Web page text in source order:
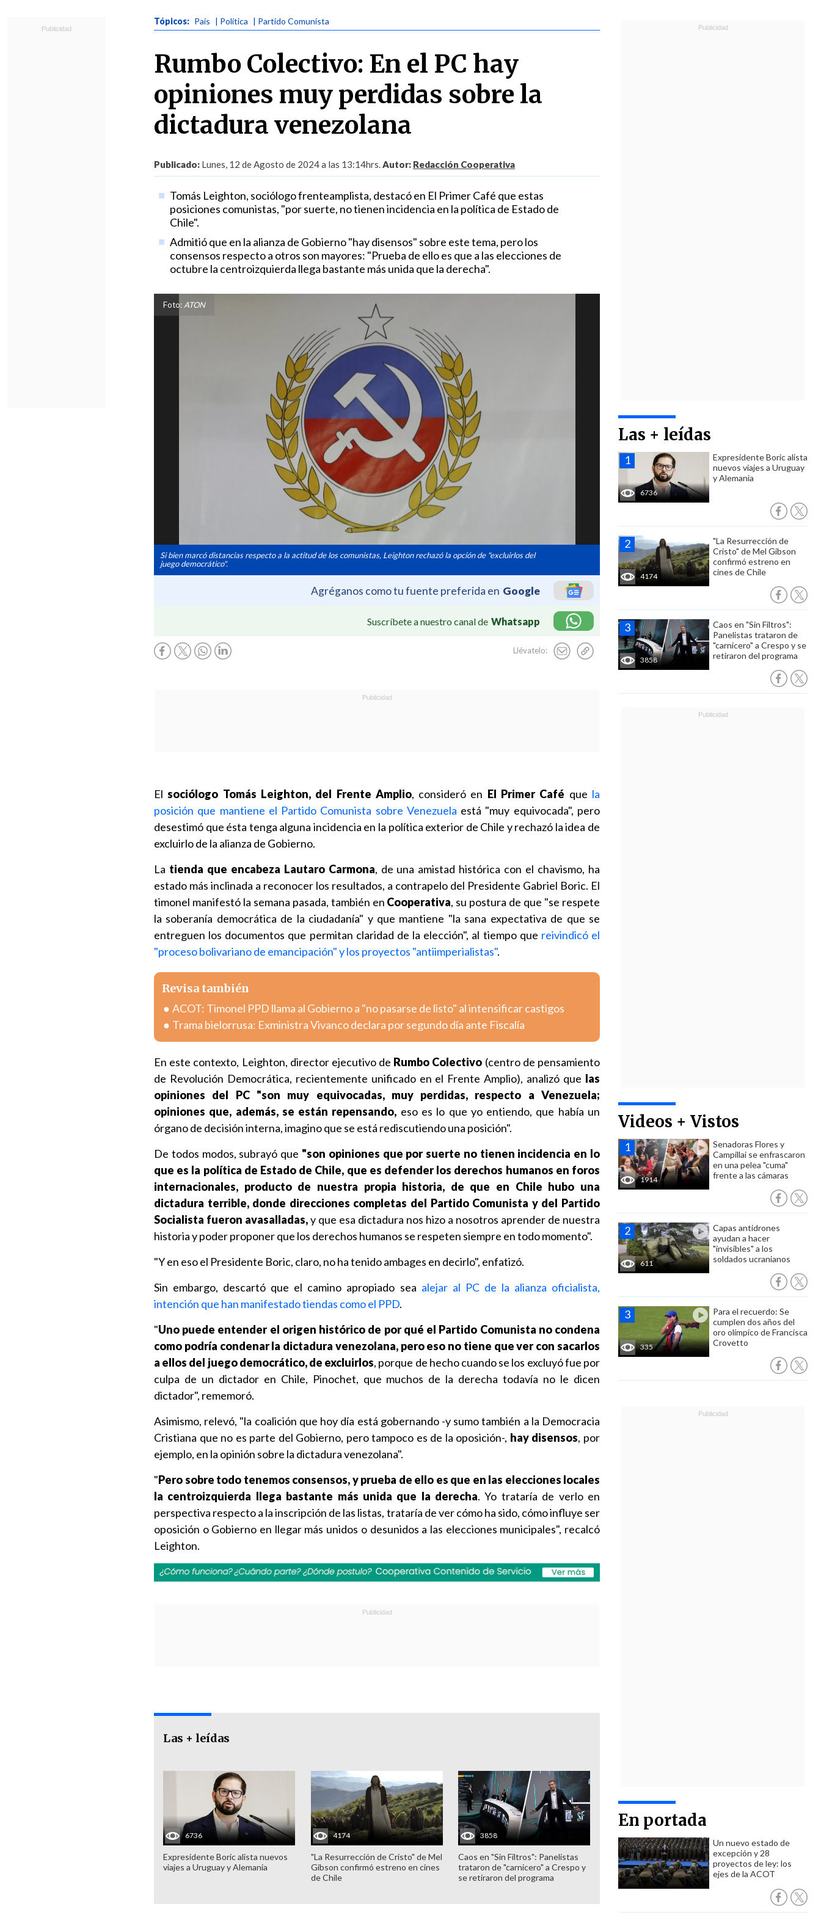
Tópicos: País | Política | Partido Comunista
Rumbo Colectivo: En el PC hay
opiniones muy perdidas sobre la
dictadura venezolana
Publicado: Lunes, 12 de Agosto de 2024 a las 13:14hrs.Autor: Redacción Cooperativa
Tomás Leighton, sociólogo frenteamplista, destacó en El Primer Café que estas
posiciones comunistas, "por suerte, no tienen incidencia en la política de Estado de
Chile".
Admitió que en la alianza de Gobierno "hay disensos" sobre este tema, pero los
consensos respecto a otros son mayores: "Prueba de ello es que a las elecciones de
octubre la centroizquierda llega bastante más unida que la derecha".
Foto: ATON
Si bien marcó distancias respecto a la actitud de los comunistas, Leighton rechazó la opción de "excluirlos del
juego democrático".
Agréganos como tu fuente preferida en Google
Suscríbete a nuestro canal de Whatsapp
Llévatelo:
Las + leídas
6736
Expresidente Boric alista
nuevos viajes a Uruguay
y Alemania
4174
"La Resurrección de
Cristo" de Mel Gibson
confirmó estreno en
cines de Chile
3858
Caos en "Sin Filtros":
Panelistas trataron de
"carnicero" a Crespo y se
retiraron del programa
Videos + Vistos
1914
Senadoras Flores y
Campillai se enfrascaron
en una pelea "cuma"
frente a las cámaras
611
Capas antidrones
ayudan a hacer
"invisibles" a los
soldados ucranianos
335
Para el recuerdo: Se
cumplen dos años del
oro olímpico de Francisca
Crovetto
En portada
Un nuevo estado de
excepción y 28
proyectos de ley: los
ejes de la ACOT
Elsociólogo Tomás Leighton, del Frente Amplio, consideró en El Primer Café que la
posición que mantiene el Partido Comunista sobre Venezuela está "muy equivocada", pero
desestimó que ésta tenga alguna incidencia en la política exterior de Chile y rechazó la idea de
excluirlo de la alianza de Gobierno.
La tienda que encabeza Lautaro Carmona, de una amistad histórica con el chavismo, ha
estado más inclinada a reconocer los resultados, a contrapelo del Presidente Gabriel Boric. El
timonel manifestó la semana pasada, también en Cooperativa, su postura de que "se respete
la soberanía democrática de la ciudadanía" y que mantiene "la sana expectativa de que se
entreguen los documentos que permitan claridad de la elección", al tiempo que reivindicó el
"proceso bolivariano de emancipación" y los proyectos "antiimperialistas".
Revisa también
ACOT: Timonel PPD llama al Gobierno a "no pasarse de listo" al intensificar castigos
Trama bielorrusa: Exministra Vivanco declara por segundo día ante Fiscalía
En este contexto, Leighton, director ejecutivo de Rumbo Colectivo (centro de pensamiento
de Revolución Democrática, recientemente unificado en el Frente Amplio), analizó que las
opiniones del PC "son muy equivocadas, muy perdidas, respecto a Venezuela;
opiniones que, además, se están repensando, eso es lo que yo entiendo, que había un
órgano de decisión interna, imagino que se está rediscutiendo una posición".
De todos modos, subrayó que "son opiniones que por suerte no tienen incidencia en lo
que es la política de Estado de Chile, que es defender los derechos humanos en foros
internacionales, producto de nuestra propia historia, de que en Chile hubo una
dictadura terrible, donde direcciones completas del Partido Comunista y del Partido
Socialista fueron avasalladas,y que esa dictadura nos hizo a nosotros aprender de nuestra
historia y poder proponer que los derechos humanos se respeten siempre en todo momento".
"Y en eso el Presidente Boric, claro, no ha tenido ambages en decirlo", enfatizó.
Sin embargo, descartó que el camino apropiado sea alejar al PC de la alianza oficialista,
intención que han manifestado tiendas como el PPD.
"Uno puede entender el origen histórico de por qué el Partido Comunista no condena
como podría condenar la dictadura venezolana, pero eso no tiene que ver con sacarlos
a ellos del juego democrático, de excluirlos, porque de hecho cuando se los excluyó fue por
culpa de un dictador en Chile, Pinochet, que muchos de la derecha todavía no le dicen
dictador", rememoró.
Asimismo, relevó, "la coalición que hoy día está gobernando -y sumo también a la Democracia
Cristiana que no es parte del Gobierno, pero tampoco es de la oposición-, hay disensos, por
ejemplo, en la opinión sobre la dictadura venezolana".
"Pero sobre todo tenemos consensos, y prueba de ello es que en las elecciones locales
la centroizquierda llega bastante más unida que la derecha. Yo trataría de verlo en
perspectiva respecto a la inscripción de las listas, trataría de ver cómo ha sido, cómo influye ser
oposición o Gobierno en llegar más unidos o desunidos a las elecciones municipales", recalcó
Leighton.
Las + leídas
6736
Expresidente Boric alista nuevos
viajes a Uruguay y Alemania
4174
"La Resurrección de Cristo" de Mel
Gibson confirmó estreno en cines
de Chile
3858
Caos en "Sin Filtros": Panelistas
trataron de "carnicero" a Crespo y
se retiraron del programa